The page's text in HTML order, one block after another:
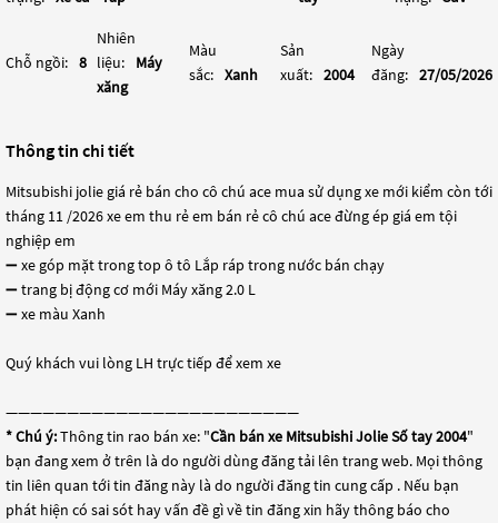
Chỗ ngồi: 8
Nhiên
liệu:
Máy
xăng
Màu
sắc: Xanh
Sản
xuất: 2004
Ngày
đăng: 27/05/2026
Thông tin chi tiết
Mitsubishi jolie giá rẻ bán cho cô chú ace mua sử dụng xe mới kiểm còn tới
tháng 11 /2026 xe em thu rẻ em bán rẻ cô chú ace đừng ép giá em tội
nghiệp em
➖ xe góp mặt trong top ô tô Lắp ráp trong nước bán chạy
➖ trang bị động cơ mới Máy xăng 2.0 L
➖ xe màu Xanh
Quý khách vui lòng LH trực tiếp để xem xe
————————————————————————
* Chú ý:Thông tin rao bán xe: "Cần bán xe Mitsubishi Jolie Số tay 2004"
bạn đang xem ở trên là do người dùng đăng tải lên trang web. Mọi thông
tin liên quan tới tin đăng này là do người đăng tin cung cấp . Nếu bạn
phát hiện có sai sót hay vấn đề gì về tin đăng xin hãy thông báo cho